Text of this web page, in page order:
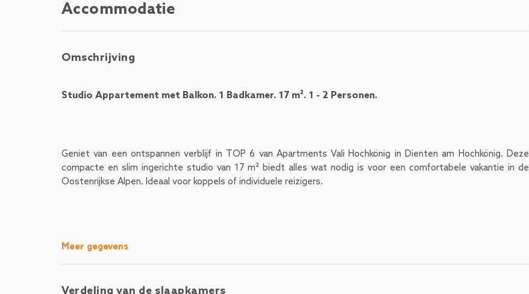
Accommodatie
Omschrijving
Studio Appartement met Balkon. 1 Badkamer. 17 m². 1 - 2 Personen.
Geniet van een ontspannen verblijf in TOP 6 van Apartments Vali Hochkönig in Dienten am Hochkönig. Deze
compacte en slim ingerichte studio van 17 m² biedt alles wat nodig is voor een comfortabele vakantie in de
Oostenrijkse Alpen. Ideaal voor koppels of individuele reizigers.
De woon-, slaap- en eetruimte zijn gecombineerd in één praktische en sfeervolle ruimte. Het comfortabele
Meer gegevens
Verdeling van de slaapkamers